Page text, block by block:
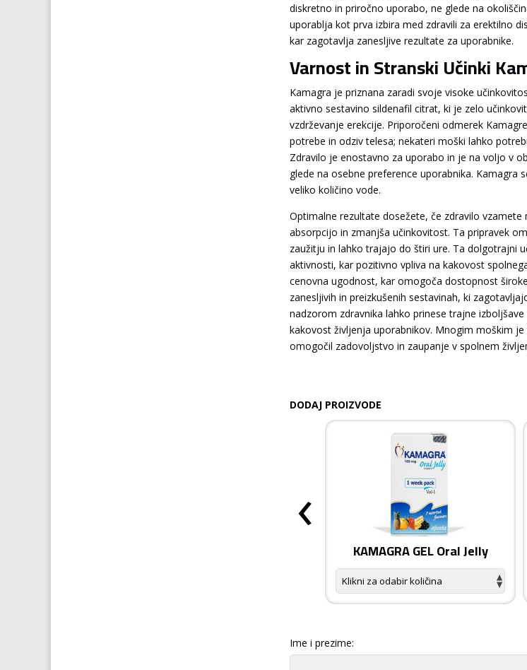
diskretno in priročno uporabo, ne glede na
uporablja kot prva izbira med zdravili za erektilno
kar zagotavlja zanesljive rezultate za uporabnike.
Varnost in Stranski Učinki
Kamagra je priznana zaradi svoje visoke
aktivno sestavino sildenafil citrat, ki je zelo
vzdrževanje erekcije. Priporočeni odmerek
potrebe in odziv telesa; nekateri moški lahko
Zdravilo je enostavno za uporabo in je na voljo v
glede na osebne preference uporabnika.
veliko količino vode.
Optimalne rezultate dosežete, če zdravilo
absorpcijo in zmanjša učinkovitost. Ta pripravek
zaužitju in lahko trajajo do štiri ure. Ta dolgotrajni
aktivnosti, kar pozitivno vpliva na kakovost
cenovna ugodnost, kar omogoča dostopnost
zanesljivih in preizkušenih sestavinah, ki
nadzorom zdravnika lahko prinese trajne
kakovost življenja uporabnikov. Mnogim moškim
omogočil zadovoljstvo in zaupanje v spolnem
DODAJ PROIZVODE
KAMAGRA GEL Oral Jelly
‹
Ime i prezime: